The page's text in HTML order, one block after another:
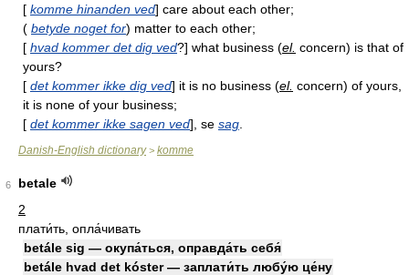
[ komme hinanden ved] care about each other;
( betyde noget for) matter to each other;
[ hvad kommer det dig ved?] what business (el. concern) is that of
yours?
[ det kommer ikke dig ved] it is no business (el. concern) of yours,
it is none of your business;
[ det kommer ikke sagen ved], se sag
Danish-English dictionary> komme
6
betale
2
плати́ть, опла́чивать
betále sig — окупа́ться, оправда́ть себя́
betále hvad det kóster — заплати́ть любу́ю це́ну